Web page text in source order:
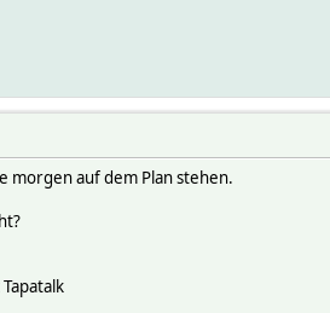
morgen auf dem Plan stehen.